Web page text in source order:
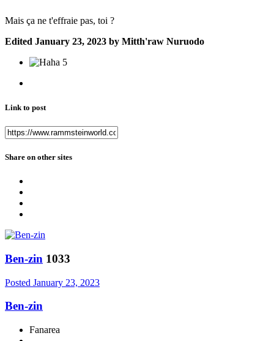
Mais ça ne t'effraie pas, toi ?
Edited January 23, 2023 by Mitth'raw Nuruodo
5
Link to post
Share on other sites
Ben-zin 1033
Posted January 23, 2023
Ben-zin
Fanarea